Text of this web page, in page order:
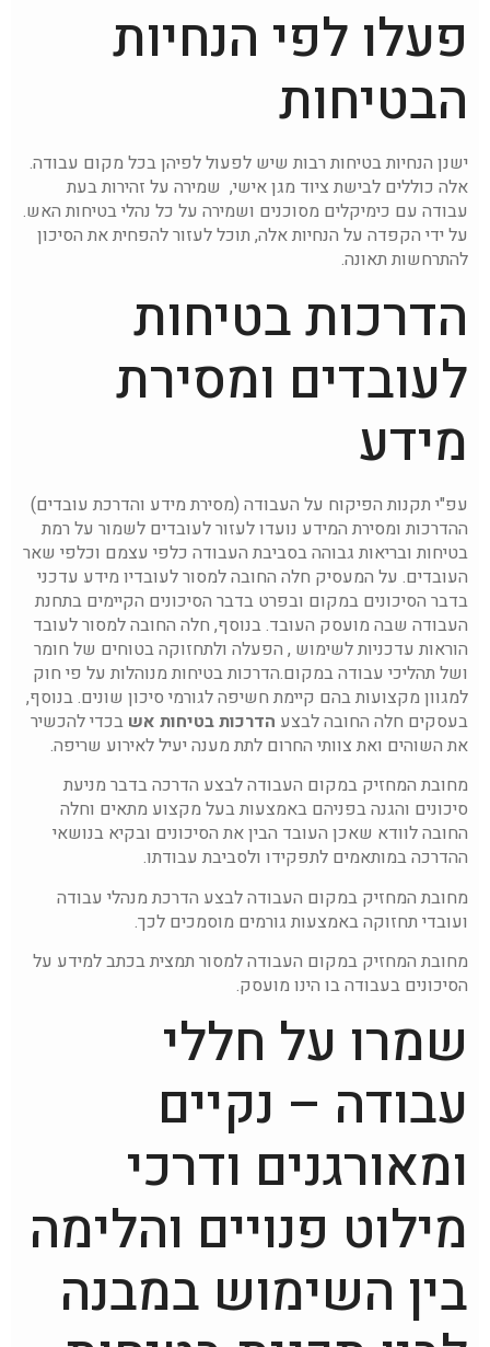
פעלו לפי הנחיות
הבטיחות
ישנן הנחיות בטיחות רבות שיש לפעול לפיהן בכל מקום עבודה.
אלה כוללים לבישת ציוד מגן אישי, שמירה על זהירות בעת
עבודה עם כימיקלים מסוכנים ושמירה על כל נהלי בטיחות האש.
על ידי הקפדה על הנחיות אלה, תוכל לעזור להפחית את הסיכון
להתרחשות תאונה.
הדרכות בטיחות
לעובדים ומסירת
מידע
עפ"י תקנות הפיקוח על העבודה (מסירת מידע והדרכת עובדים)
ההדרכות ומסירת המידע נועדו לעזור לעובדים לשמור על רמת
בטיחות ובריאות גבוהה בסביבת העבודה כלפי עצמם וכלפי שאר
העובדים. על המעסיק חלה החובה למסור לעובדיו מידע עדכני
בדבר הסיכונים במקום ובפרט בדבר הסיכונים הקיימים בתחנת
העבודה שבה מועסק העובד. בנוסף, חלה החובה למסור לעובד
הוראות עדכניות לשימוש , הפעלה ולתחזוקה בטוחים של חומר
ושל תהליכי עבודה במקום.הדרכות בטיחות מנוהלות על פי חוק
למגוון מקצועות בהם קיימת חשיפה לגורמי סיכון שונים. בנוסף,
בעסקים חלה החובה לבצע הדרכות בטיחות אש בכדי להכשיר
את השוהים ואת צוותי החרום לתת מענה יעיל לאירוע שריפה.
מחובת המחזיק במקום העבודה לבצע הדרכה בדבר מניעת
סיכונים והגנה בפניהם באמצעות בעל מקצוע מתאים וחלה
החובה לוודא שאכן העובד הבין את הסיכונים ובקיא בנושאי
ההדרכה במותאמים לתפקידו ולסביבת עבודתו.
מחובת המחזיק במקום העבודה לבצע הדרכת מנהלי עבודה
ועובדי תחזוקה באמצעות גורמים מוסמכים לכך.
מחובת המחזיק במקום העבודה למסור תמצית בכתב למידע על
הסיכונים בעבודה בו הינו מועסק.
שמרו על חללי
עבודה – נקיים
ומאורגנים ודרכי
מילוט פנויים והלימה
בין השימוש במבנה